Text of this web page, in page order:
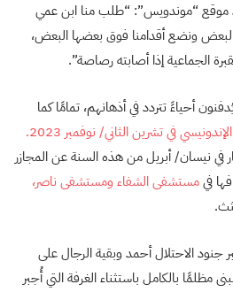
موقع “موندويس”: “طلب منا ابن عمي
ونضع أقدامنا فوق بعضها البعض،
الجماعية إذا أصابته رصاصة”.
أحياءً تتردد في أذهانهم، تمامًا كما
في تشرين الثاني/ نوفمبر 2023.
في نيسان/ أبريل من هذه السنة عن المجازر
فيمستشفى الشفاء ومستشفى ناصر،
جنود الاحتلال أحمد وبقية الرجال على
مظلمًا بالكامل باستثناء الغرفة التي أُجبر